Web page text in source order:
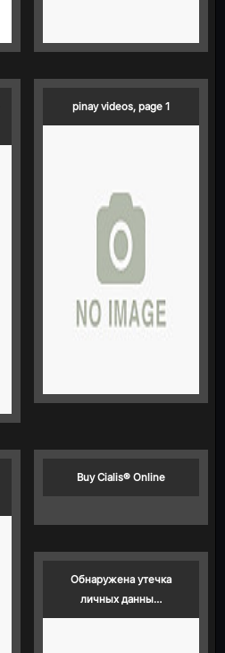
pinay videos, page 1
Buy Cialis® Online
Обнаружена утечка
личных данны…